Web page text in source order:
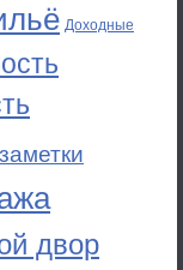
Доходные
двор